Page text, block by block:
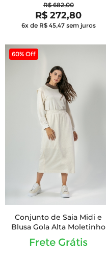
R$ 682,00
R$ 272,80
6x de R$ 45,47 sem juros
60% Off
Conjunto de Saia Midi e
Blusa Gola Alta Moletinho
Frete Grátis